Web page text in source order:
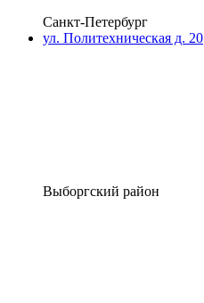
Санкт-Петербург
ул. Политехническая д. 20
Выборгский район